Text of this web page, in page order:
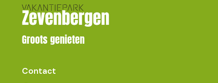
Groots genieten
Contact